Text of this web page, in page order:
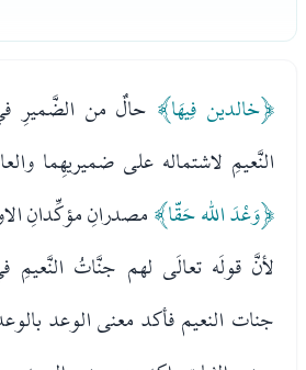
﴿خالدين فِيهَا﴾ حالٌ من الضَّميرِ
النَّعيمِ لاشتماله على ضميريهِما
﴿وَعْدَ الله حَقّا﴾مصدرانِ مؤكِّدانِ
لأنَّ قولَه تعالَى لهم جنَّاتُ
جنات النعيم فأكد معنى الوعد